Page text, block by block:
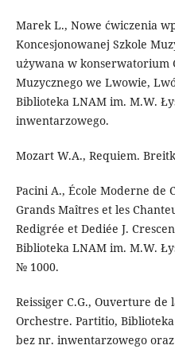
Marek L., Nowe ćwiczenia
Koncesjonowanej Szkole
używana w konserwatorium
Muzycznego we Lwowie,
Biblioteka LNAM im. M.W.
inwentarzowego.
Mozart W.A., Requiem.
Pacini A., École Moderne de
Grands Maîtres et les
Redigrée et Dediée J.
Biblioteka LNAM im. M.W.
№ 1000.
Reissiger C.G., Ouverture
Orchestre. Partitio,
bez nr. inwentarzowego